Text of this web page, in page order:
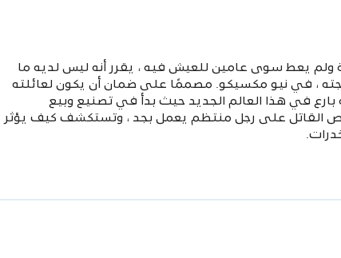
ولم يعط سوى عامين للعيش فيه ، يقرر أنه ليس لديه ما
، في نيو مكسيكو. مصممًا على ضمان أن يكون لعائلته
في هذا العالم الجديد حيث بدأ في تصنيع وبيع
القاتل على رجل منتظم يعمل بجد ، وتستكشف كيف يؤثر